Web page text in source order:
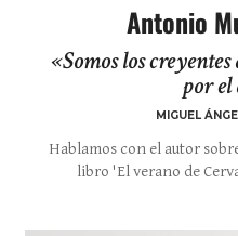
Antonio
«Somos los
por
MIGUEL
Hablamos con el autor
libro 'El verano de